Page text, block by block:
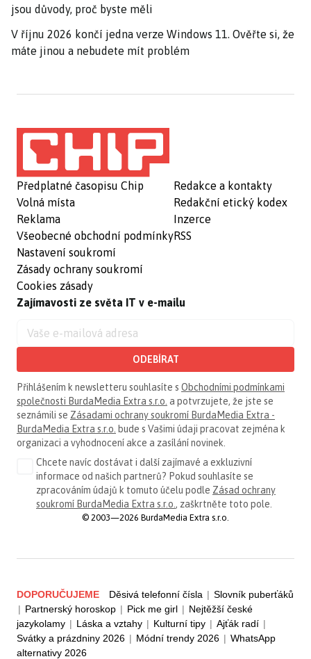
jsou důvody, proč byste měli
V říjnu 2026 končí jedna verze Windows 11. Ověřte si, že
máte jinou a nebudete mít problém
Předplatné časopisu Chip
Volná místa
Reklama
Všeobecné obchodní podmínky
Nastavení soukromí
Zásady ochrany soukromí
Cookies zásady
Redakce a kontakty
Redakční etický kodex
Inzerce
RSS
Zajímavosti ze světa IT v e-mailu
ODEBÍRAT
Přihlášením k newsletteru souhlasíte s Obchodními podmínkami
společnosti BurdaMedia Extra s.r.o. a potvrzujete, že jste se
seznámili se Zásadami ochrany soukromí BurdaMedia Extra -
BurdaMedia Extra s.r.o. bude s Vašimi údaji pracovat zejména k
organizaci a vyhodnocení akce a zasílání novinek.
Chcete navíc dostávat i další zajímavé a exkluzivní
informace od našich partnerů? Pokud souhlasíte se
zpracováním údajů k tomuto účelu podle Zásad ochrany
soukromí BurdaMedia Extra s.r.o. , zaškrtněte toto pole.
© 2003—2026 BurdaMedia Extra s.r.o.
DOPORUČUJEME Děsivá telefonní čísla | Slovník puberťáků
| Partnerský horoskop | Pick me girl | Nejtěžší české
jazykolamy | Láska a vztahy | Kulturní tipy | Ajťák radí |
Svátky a prázdniny 2026 | Módní trendy 2026 | WhatsApp
alternativy 2026